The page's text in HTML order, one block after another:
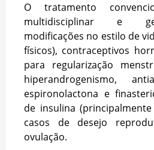
O tratamento
multidisciplinar e
modificações no estilo de
físicos), contraceptivos
para regularização
hiperandrogenismo,
espironolactona e
de insulina
casos de desejo
ovulação.